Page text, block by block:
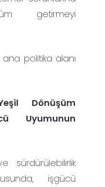
getirmeyi
politika alanı
Dönüşüm
Uyumunun
sürdürülebilirlik
işgücü